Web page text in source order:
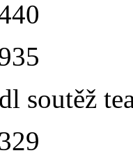
soutěž